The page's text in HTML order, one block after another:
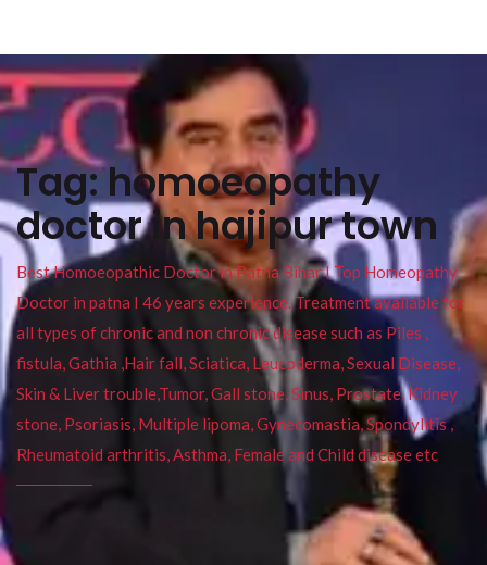
Tag:homoeopathy
doctor in hajipur town
Best Homoeopathic Doctor in Patna Bihar I Top Homeopathy
Doctor in patna I 46 years experience. Treatment available for
all types of chronic and non chronic disease such as Piles ,
fistula, Gathia ,Hair fall, Sciatica, Leucoderma, Sexual Disease,
Skin & Liver trouble,Tumor, Gall stone, Sinus, Prostate, Kidney
stone, Psoriasis, Multiple lipoma, Gynecomastia, Spondylitis ,
Rheumatoid arthritis, Asthma, Female and Child disease etc